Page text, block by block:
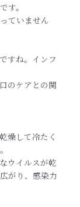
す。
ていません
すね。インフ
のケアとの関
燥して冷たく
ウイルスが乾
がり、感染力